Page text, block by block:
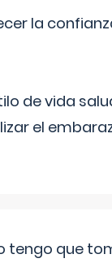
la
de vida
el
tengo que